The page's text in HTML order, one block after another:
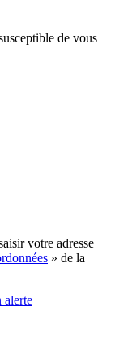
de vous
votre adresse
» de la